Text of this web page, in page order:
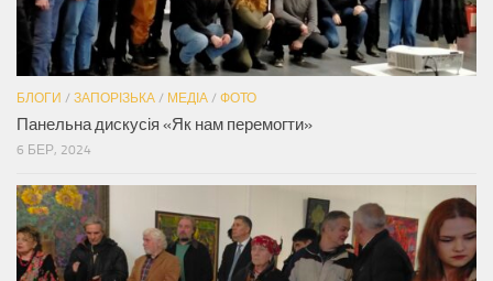
БЛОГИ / ЗАПОРІЗЬКА / МЕДІА / ФОТО
Панельна дискусія «Як нам перемогти»
6 БЕР, 2024